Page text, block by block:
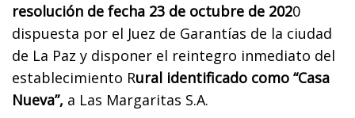
resolución de fecha 23 de octubre de 2020
dispuesta por el Juez de Garantías de la ciudad
de La Paz y disponer el reintegro inmediato del
establecimiento Rural identificado como “Casa
Nueva”, a Las Margaritas S.A.